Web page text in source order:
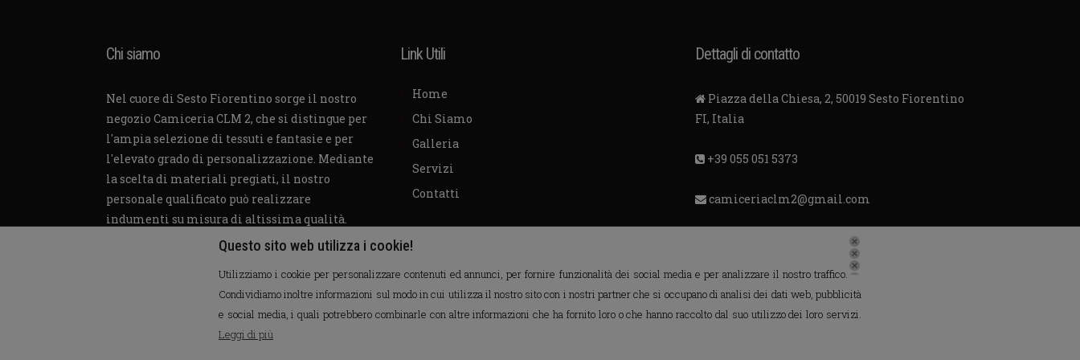
Chi siamo
Nel cuore di Sesto Fiorentino sorge il nostro
negozio Camiceria CLM 2, che si distingue per
l'ampia selezione di tessuti e fantasie e per
l'elevato grado di personalizzazione. Mediante
la scelta di materiali pregiati, il nostro
personale qualificato può realizzare
indumenti su misura di altissima qualità.
Link Utili
Home
Chi Siamo
Galleria
Servizi
Contatti
Dettagli di contatto
Piazza della Chiesa, 2, 50019 Sesto Fiorentino
FI, Italia
+39 055 051 5373
camiceriaclm2@gmail.com
Questo sito web utilizza i cookie!
Utilizziamo i cookie per personalizzare contenuti ed annunci, per fornire funzionalità dei social media e per analizzare il nostro traffico.
Condividiamo inoltre informazioni sul modo in cui utilizza il nostro sito con i nostri partner che si occupano di analisi dei dati web, pubblicità
e social media, i quali potrebbero combinarle con altre informazioni che ha fornito loro o che hanno raccolto dal suo utilizzo dei loro servizi.
Leggi di più